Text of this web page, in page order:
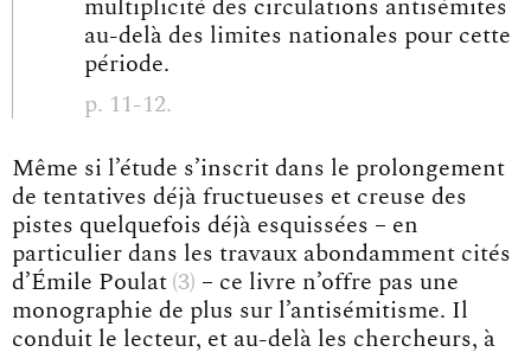
multiplicité des circulations antisémites
au-delà des limites nationales pour cette
période.
p. 11-12.
Même si l’étude s’inscrit dans le prolongement
de tentatives déjà fructueuses et creuse des
pistes quelquefois déjà esquissées – en
particulier dans les travaux abondamment cités
d’Émile Poulat 3 – ce livre n’offre pas une
monographie de plus sur l’antisémitisme. Il
conduit le lecteur, et au-delà les chercheurs, à